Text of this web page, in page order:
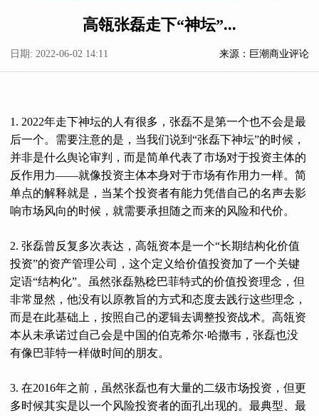
高瓴张磊走下“神坛”...
日期: 2022-06-02 14:11 来源：巨潮商业评论
1. 2022年走下神坛的人有很多，张磊不是第一个也不会是最
后一个。需要注意的是，当我们说到“张磊下神坛”的时候，
并非是什么舆论审判，而是简单代表了市场对于投资主体的
反作用力——就像投资主体本身对于市场有作用力一样。简
单点的解释就是，当某个投资者有能力凭借自己的名声去影
响市场风向的时候，就需要承担随之而来的风险和代价。
2. 张磊曾反复多次表达，高瓴资本是一个“长期结构化价值
投资”的资产管理公司，这个定义给价值投资加了一个关键
定语“结构化”。虽然张磊熟稔巴菲特式的价值投资理念，但
非常显然，他没有以原教旨的方式和态度去践行这些理念，
而是在此基础上，按照自己的逻辑去调整投资战术。高瓴资
本从未承诺过自己会是中国的伯克希尔·哈撒韦，张磊也没
有像巴菲特一样做时间的朋友。
3. 在2016年之前，虽然张磊也有大量的二级市场投资，但更
多时候其实是以一个风险投资者的面孔出现的。最典型、最